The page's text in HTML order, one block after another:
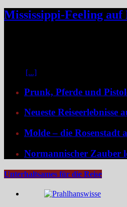
Mississippi-Feeling
[...]
Prunk, Pferde und
Neueste Reiseerlebnisse
Molde – die Rosenstadt
Normannischer Zauber
Unterhaltsames für die Reise